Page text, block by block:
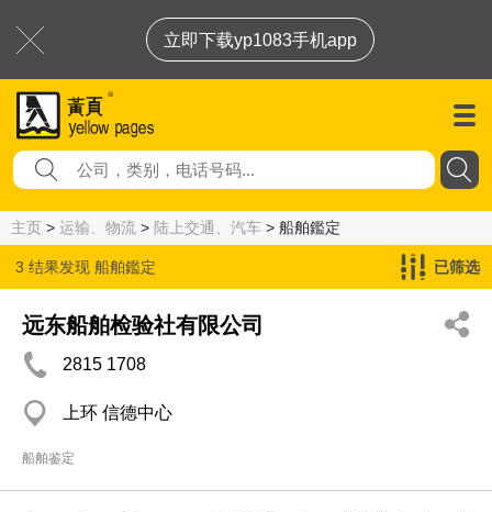
立即下载yp1083手机app
主页 > 运输、物流 > 陆上交通、汽车 > 船舶鑑定
3 结果发现 船舶鑑定 已筛选
远东船舶检验社有限公司
2815 1708
上环 信德中心
船舶鉴定